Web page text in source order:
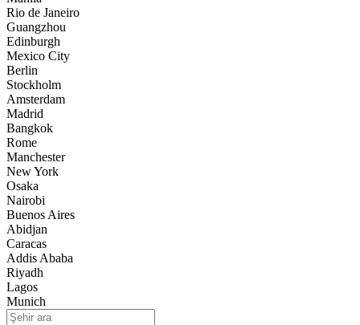
Rio de Janeiro
Guangzhou
Edinburgh
Mexico City
Berlin
Stockholm
Amsterdam
Madrid
Bangkok
Rome
Manchester
New York
Osaka
Nairobi
Buenos Aires
Abidjan
Caracas
Addis Ababa
Riyadh
Lagos
Munich